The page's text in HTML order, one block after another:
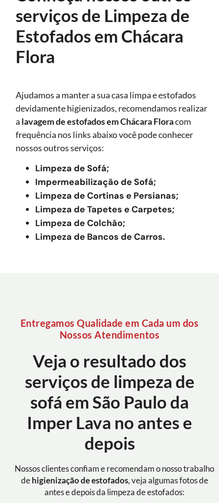
serviços de Limpeza de
Estofados em Chácara
Flora
Ajudamos a manter a sua casa limpa e estofados
devidamente higienizados, recomendamos realizar
a lavagem de estofadosem Chácara Floracom
frequência nos links abaixo você pode conhecer
nossos outros serviços:
Limpeza de Sofá;
Impermeabilização de Sofá;
Limpeza de Cortinas e Persianas;
Limpeza de Tapetes e Carpetes;
Limpeza de Colchão;
Limpeza de Bancos de Carros.
Entregamos Qualidade em Cada um dos
Nossos Atendimentos
Veja o resultado dos
serviços de limpeza de
sofá em São Paulo da
Imper Lava no antes e
depois
Nossos clientes confiam e recomendam o nosso trabalho
de higienização de estofados, veja algumas fotos de
antes e depois da limpeza de estofados: